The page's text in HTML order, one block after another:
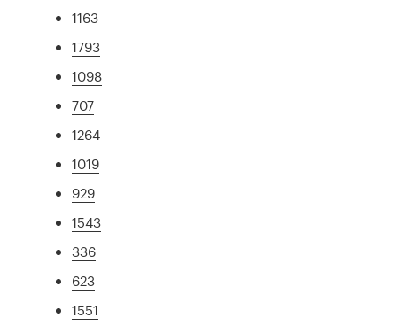
1163
1793
1098
707
1264
1019
929
1543
336
623
1551